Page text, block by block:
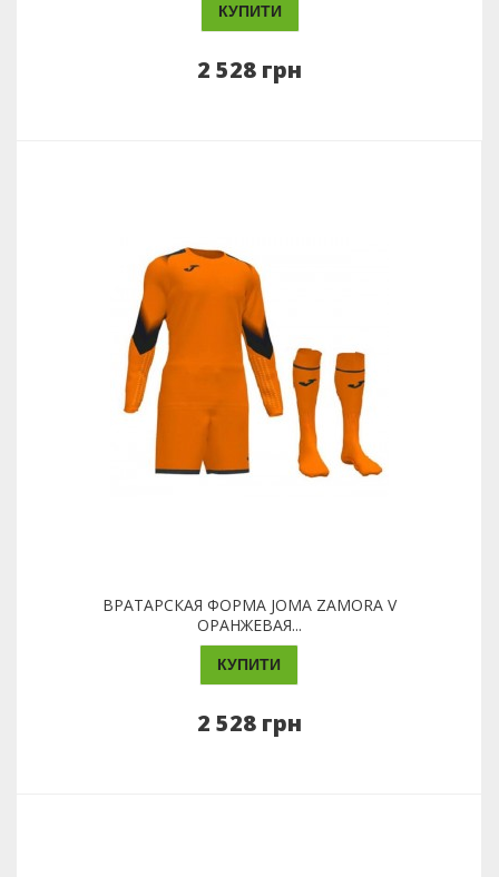
КУПИТИ
2 528 грн
ВРАТАРСКАЯ ФОРМА JOMA ZAMORA V
ОРАНЖЕВАЯ...
КУПИТИ
2 528 грн